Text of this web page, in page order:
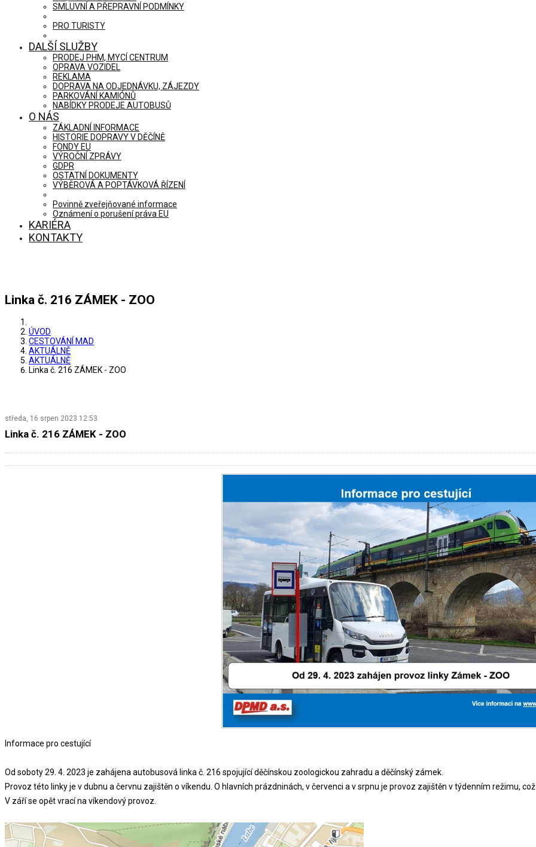
SMLUVNÍ A PŘEPRAVNÍ PODMÍNKY
PRO TURISTY
DALŠÍ SLUŽBY
PRODEJ PHM, MYCÍ CENTRUM
OPRAVA VOZIDEL
REKLAMA
DOPRAVA NA ODJEDNÁVKU, ZÁJEZDY
PARKOVÁNÍ KAMIÓNŮ
NABÍDKY PRODEJE AUTOBUSŮ
O NÁS
ZÁKLADNÍ INFORMACE
HISTORIE DOPRAVY V DĚČÍNĚ
FONDY EU
VÝROČNÍ ZPRÁVY
GDPR
OSTATNÍ DOKUMENTY
VÝBĚROVÁ A POPTÁVKOVÁ ŘÍZENÍ
Povinně zveřejňované informace
Oznámení o porušení práva EU
KARIÉRA
KONTAKTY
Linka č. 216 ZÁMEK - ZOO
ÚVOD
CESTOVÁNÍ MAD
AKTUÁLNĚ
AKTUÁLNĚ
Linka č. 216 ZÁMEK - ZOO
středa, 16 srpen 2023 12:53
Linka č. 216 ZÁMEK - ZOO
Informace pro cestující
Od soboty 29. 4. 2023 je zahájena autobusová linka č. 216 spojující děčínskou zoologickou zahradu a děčínský zámek.
Provoz této linky je v dubnu a červnu zajištěn o víkendu. O hlavních prázdninách, v červenci a v srpnu je provoz zajištěn v týdenním režimu,
V září se opět vrací na víkendový provoz.